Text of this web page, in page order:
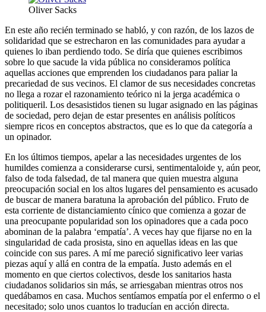
Oliver Sacks
En este año recién terminado se habló, y con razón, de los lazos de
solidaridad que se estrecharon en las comunidades para ayudar a
quienes lo iban perdiendo todo. Se diría que quienes escribimos
sobre lo que sacude la vida pública no consideramos política
aquellas acciones que emprenden los ciudadanos para paliar la
precariedad de sus vecinos. El clamor de sus necesidades concretas
no llega a rozar el razonamiento teórico ni la jerga académica o
politiqueril. Los desasistidos tienen su lugar asignado en las páginas
de sociedad, pero dejan de estar presentes en análisis políticos
siempre ricos en conceptos abstractos, que es lo que da categoría a
un opinador.
En los últimos tiempos, apelar a las necesidades urgentes de los
humildes comienza a considerarse cursi, sentimentaloide y, aún peor,
falso de toda falsedad, de tal manera que quien muestra alguna
preocupación social en los altos lugares del pensamiento es acusado
de buscar de manera baratuna la aprobación del público. Fruto de
esta corriente de distanciamiento cínico que comienza a gozar de
una preocupante popularidad son los opinadores que a cada poco
abominan de la palabra ‘empatía’. A veces hay que fijarse no en la
singularidad de cada prosista, sino en aquellas ideas en las que
coincide con sus pares. A mí me pareció significativo leer varias
piezas aquí y allá en contra de la empatía. Justo además en el
momento en que ciertos colectivos, desde los sanitarios hasta
ciudadanos solidarios sin más, se arriesgaban mientras otros nos
quedábamos en casa. Muchos sentíamos empatía por el enfermo o el
necesitado; solo unos cuantos lo traducían en acción directa.